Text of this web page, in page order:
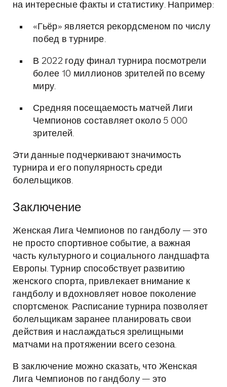
на интересные факты и статистику. Например:
«Гьёр» является рекордсменом по числу
побед в турнире.
В 2022 году финал турнира посмотрели
более 10 миллионов зрителей по всему
миру.
Средняя посещаемость матчей Лиги
Чемпионов составляет около 5 000
зрителей.
Эти данные подчеркивают значимость
турнира и его популярность среди
болельщиков.
Заключение
Женская Лига Чемпионов по гандболу — это
не просто спортивное событие, а важная
часть культурного и социального ландшафта
Европы. Турнир способствует развитию
женского спорта, привлекает внимание к
гандболу и вдохновляет новое поколение
спортсменок. Расписание турнира позволяет
болельщикам заранее планировать свои
действия и наслаждаться зрелищными
матчами на протяжении всего сезона.
В заключение можно сказать, что Женская
Лига Чемпионов по гандболу — это